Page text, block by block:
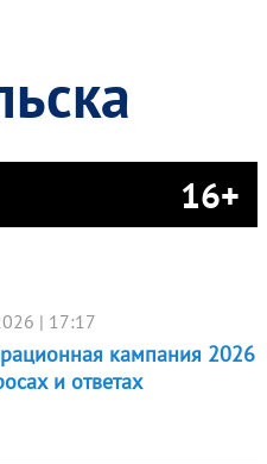
16+
| 17:17
кампания 2026
и ответах